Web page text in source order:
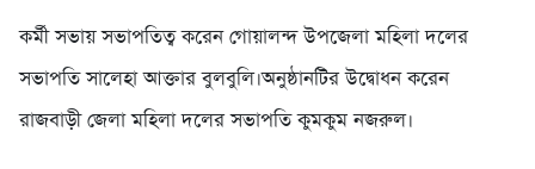
কর্মী সভায় সভাপতিত্ব করেন গোয়ালন্দ উপজেলা মহিলা দলের
সভাপতি সালেহা আক্তার বুলবুলি।অনুষ্ঠানটির উদ্বোধন করেন
রাজবাড়ী জেলা মহিলা দলের সভাপতি কুমকুম নজরুল।